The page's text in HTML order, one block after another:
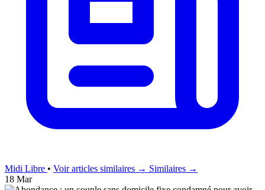
Midi Libre • Voir articles similaires → Similaires →
18 Mar